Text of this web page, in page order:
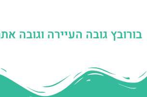
בורובץ גובה העיירה וגובה